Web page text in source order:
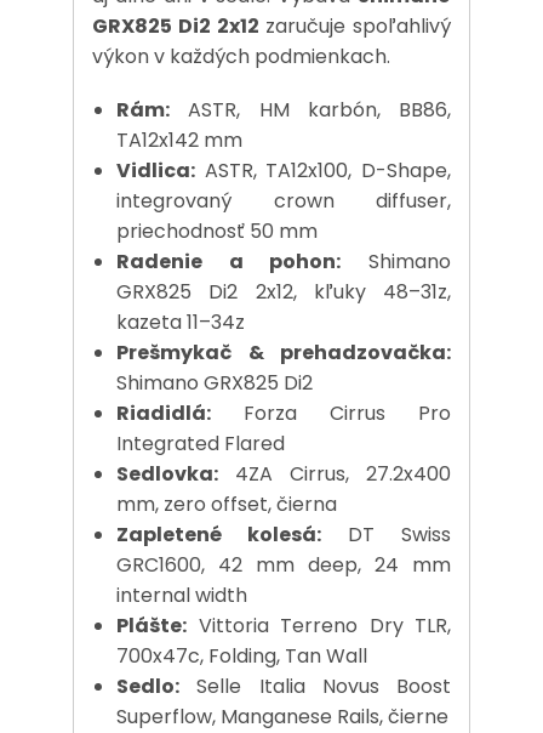
GRX825 Di2 2x12 zaručuje spoľahlivý
výkon v každých podmienkach.
Rám: ASTR, HM karbón, BB86,
TA12x142 mm
Vidlica: ASTR, TA12x100, D-Shape,
integrovaný crown diffuser,
priechodnosť 50 mm
Radenie a pohon: Shimano
GRX825 Di2 2x12, kľuky 48–31z,
kazeta 11–34z
Prešmykač & prehadzovačka:
Shimano GRX825 Di2
Riadidlá: Forza Cirrus Pro
Integrated Flared
Sedlovka: 4ZA Cirrus, 27.2x400
mm, zero offset, čierna
Zapletené kolesá: DT Swiss
GRC1600, 42 mm deep, 24 mm
internal width
Plášte: Vittoria Terreno Dry TLR,
700x47c, Folding, Tan Wall
Sedlo: Selle Italia Novus Boost
Superflow, Manganese Rails, čierne